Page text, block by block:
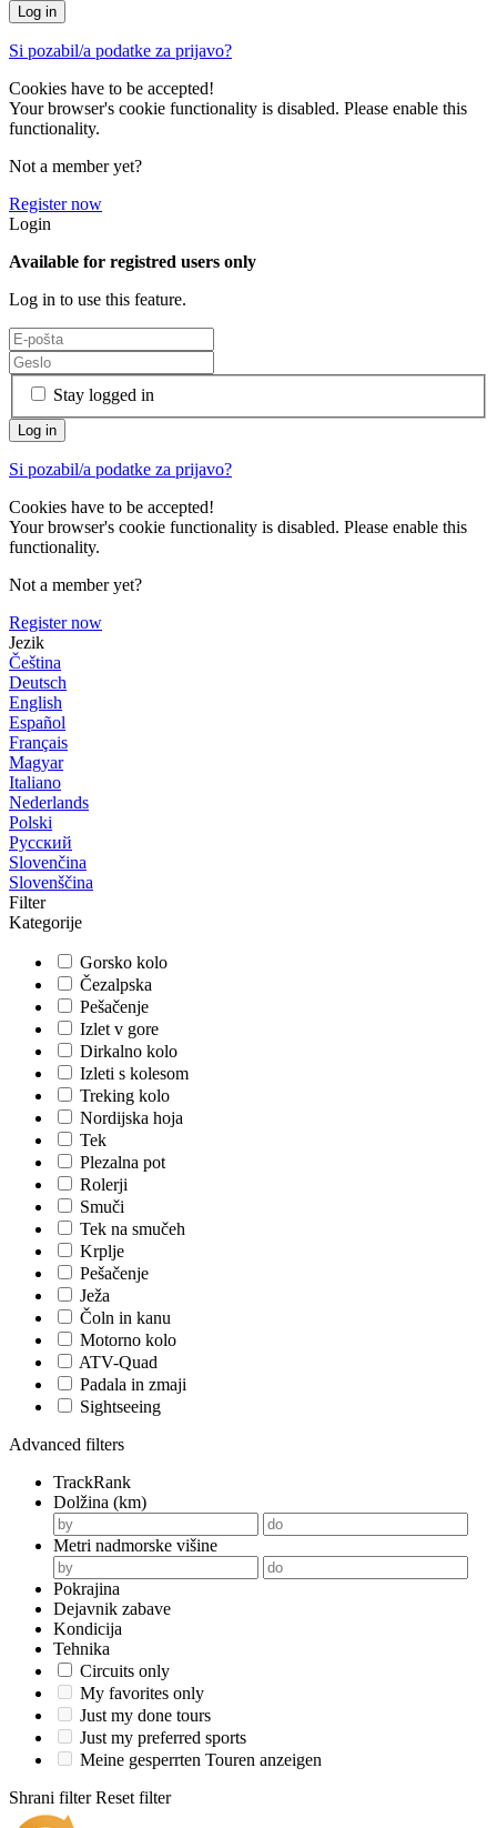
Si pozabil/a podatke za prijavo?
Cookies have to be accepted!
Your browser's cookie functionality is disabled. Please enable this
functionality.
Not a member yet?
Register now
Login
Available for registred users only
Log in to use this feature.
Stay logged in
Si pozabil/a podatke za prijavo?
Cookies have to be accepted!
Your browser's cookie functionality is disabled. Please enable this
functionality.
Not a member yet?
Register now
Jezik
Čeština
Deutsch
English
Español
Français
Magyar
Italiano
Nederlands
Polski
Русский
Slovenčina
Slovenščina
Filter
Kategorije
Gorsko kolo
Čezalpska
Pešačenje
Izlet v gore
Dirkalno kolo
Izleti s kolesom
Treking kolo
Nordijska hoja
Tek
Plezalna pot
Rolerji
Smuči
Tek na smučeh
Krplje
Pešačenje
Ježa
Čoln in kanu
Motorno kolo
ATV-Quad
Padala in zmaji
Sightseeing
Advanced filters
TrackRank
Dolžina (km)
Metri nadmorske višine
Pokrajina
Dejavnik zabave
Kondicija
Tehnika
Circuits only
My favorites only
Just my done tours
Just my preferred sports
Meine gesperrten Touren anzeigen
Shrani filter Reset filter